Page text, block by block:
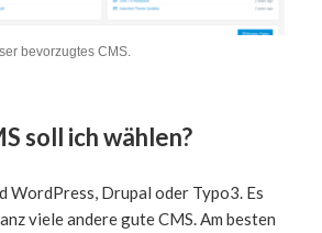
bevorzugtes CMS.
soll ich wählen?
WordPress, Drupal oder Typo3. Es
viele andere gute CMS. Am besten